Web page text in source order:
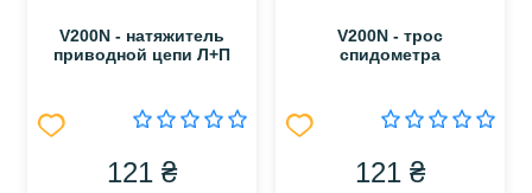
V200N - натяжитель
приводной цепи Л+П
121 ₴
V200N - трос
спидометра
121 ₴